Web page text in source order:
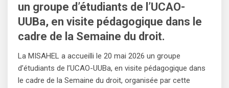
un groupe d’étudiants de l’UCAO-
UUBa, en visite pédagogique dans le
cadre de la Semaine du droit.
La MISAHEL a accueilli le 20 mai 2026 un groupe
d’étudiants de l’UCAO-UUBa, en visite pédagogique dans
le cadre de la Semaine du droit, organisée par cette